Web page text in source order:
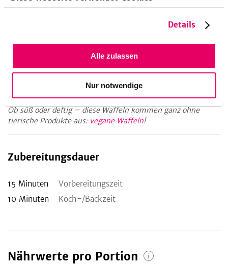
Details
Alle zulassen
Nur notwendige
mit Ziegenfrischkäse sehr gut. Anstelle der Birnen kannst du
auch Feigen verwenden.
Ob süß oder deftig – diese Waffeln kommen ganz ohne
tierische Produkte aus: vegane Waffeln!
Zubereitungsdauer
15 Minuten
Vorbereitungszeit
10 Minuten Koch-/Backzeit
Nährwerte pro Portion